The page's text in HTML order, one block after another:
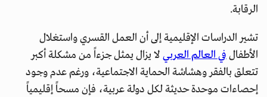
الرقابة.
تشير الدراسات الإقليمية إلى أن العمل القسري واستغلال
الأطفالفي العالم العربي لا يزال يمثل جزءاً من مشكلة أكبر
تتعلق بالفقر وهشاشة الحماية الاجتماعية، ورغم عدم وجود
إحصاءات موحدة حديثة لكل دولة عربية، فإن مسحاً إقليمياً